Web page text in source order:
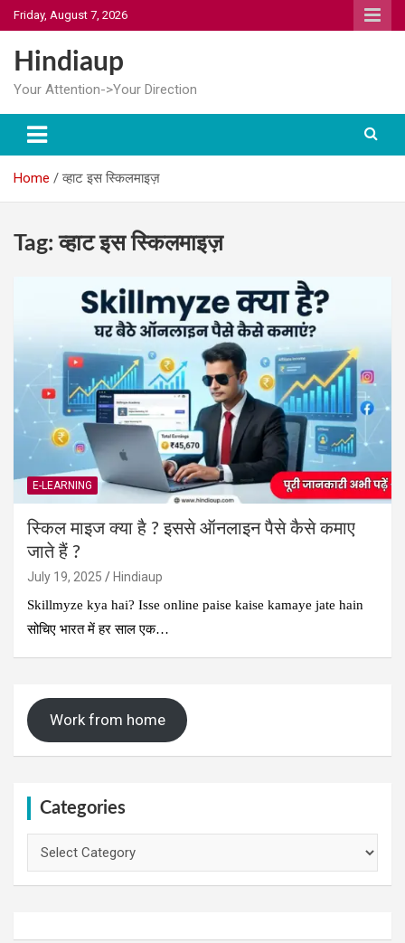
Skip
to
content
Friday, August 7, 2026
Hindiaup
Your Attention->Your Direction
Home व्हाट इस स्किलमाइज़
Tag:व्हाट इस स्किलमाइज़
E-LEARNING
स्किल माइज क्या है ? इससे ऑनलाइन पैसे कैसे कमाए
जाते हैं ?
July 19, 2025
Hindiaup
Skillmyze kya hai? Isse online paise kaise kamaye jate hain
सोचिए भारत में हर साल एक…
Work from home
Categories